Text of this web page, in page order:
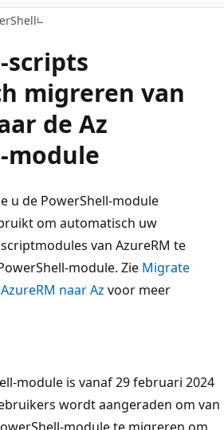
scripts
migreren van
de Az
module
u de PowerShell-module
om automatisch uw
van AzureRM te
module. Zie Migrate
naar Az voor meer
module is vanaf 29 februari 2024
wordt aangeraden om van
module te migreren om